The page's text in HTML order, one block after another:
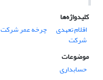
کلیدواژه‌ها
اقلام تعهدی
چرخه عمر شرکت
شرکت
موضوعات
حسابداری